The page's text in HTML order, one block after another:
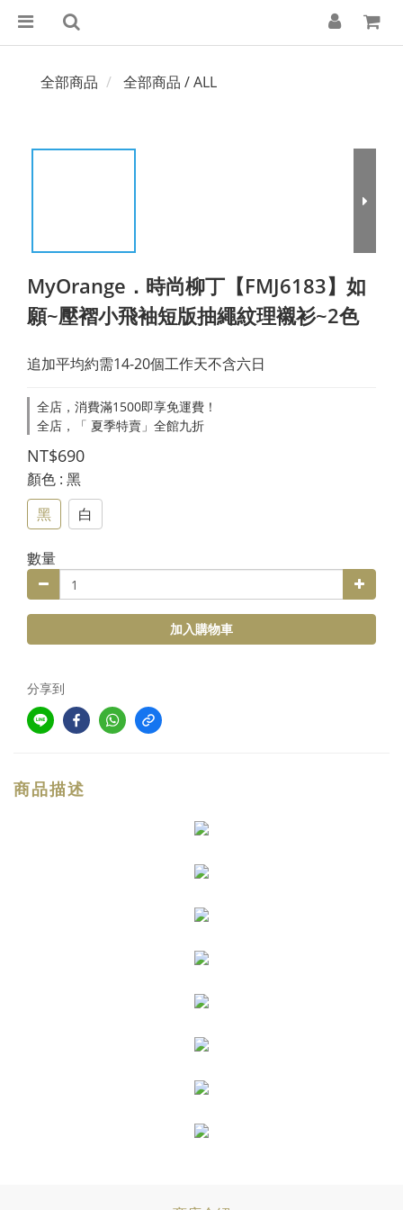
全部商品 全部商品 / ALL
MyOrange．時尚柳丁【FMJ6183】如
願~壓褶小飛袖短版抽繩紋理襯衫~2色
追加平均約需14-20個工作天不含六日
全店，消費滿1500即享免運費！
全店，「 夏季特賣」全館九折
NT$690
顏色 : 黑
黑
白
數量
加入購物車
分享到
商品描述